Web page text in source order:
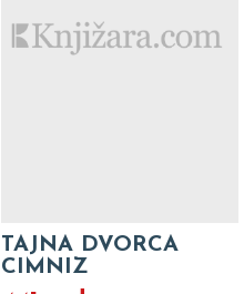
TAJNA DVORCA
CIMNIZ